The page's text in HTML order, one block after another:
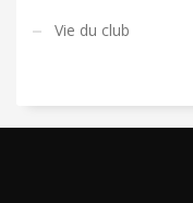
Vie du club